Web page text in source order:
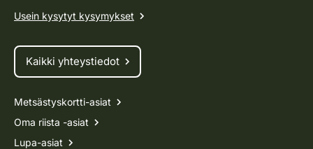
Usein kysytyt kysymykset
Kaikki yhteystiedot
Metsästyskortti-asiat
Oma riista -asiat
Lupa-asiat